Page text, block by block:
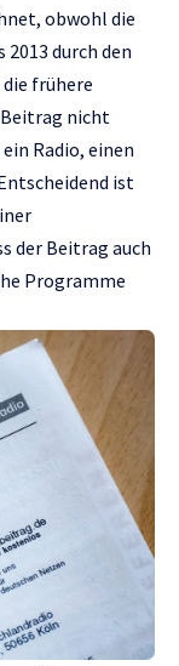
obwohl die
durch den
frühere
nicht
Radio, einen
ist
der Beitrag auch
Programme